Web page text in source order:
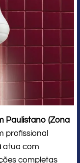
Paulistano (Zona
profissional
atua com
completas